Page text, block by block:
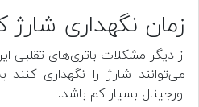
زمان نگهداری شارژ
از دیگر مشکلات باتری‌های
می‌توانند شارژ را نگهداری
اورجینال بسیار کم باشد.